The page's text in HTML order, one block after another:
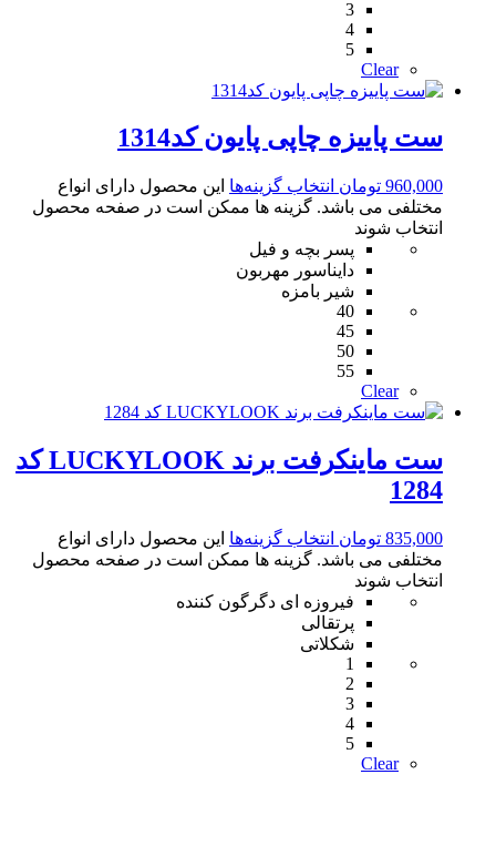
3
4
5
Clear
ست پاییزه چاپی پایون کد1314
960,000 تومان انتخاب گزینه‌ها این محصول دارای انواع
مختلفی می باشد. گزینه ها ممکن است در صفحه محصول
انتخاب شوند
پسر بچه و فیل
دایناسور مهربون
شیر بامزه
40
45
50
55
Clear
ست ماینکرفت برند LUCKYLOOK کد
1284
835,000 تومان انتخاب گزینه‌ها این محصول دارای انواع
مختلفی می باشد. گزینه ها ممکن است در صفحه محصول
انتخاب شوند
فیروزه ای دگرگون کننده
پرتقالی
شکلاتی
1
2
3
4
5
Clear